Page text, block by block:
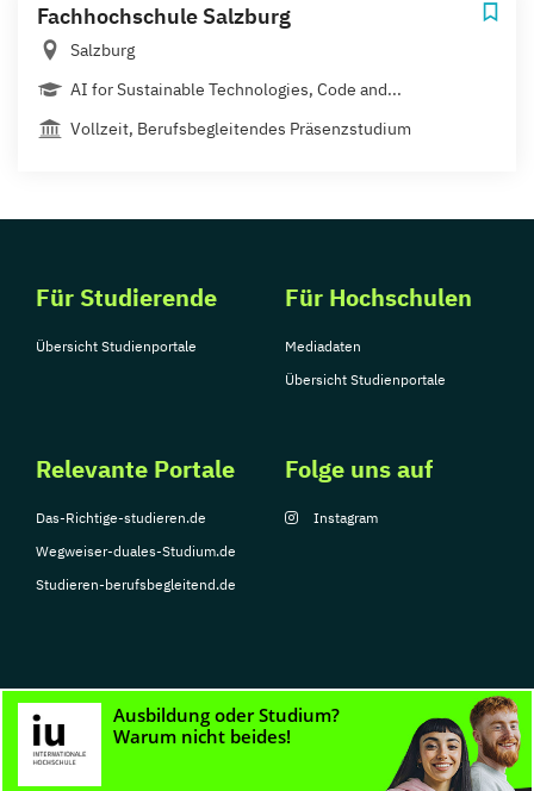
Fachhochschule Salzburg
Salzburg
AI for Sustainable Technologies, Code and...
Vollzeit, Berufsbegleitendes Präsenzstudium
Für Studierende
Übersicht Studienportale
Für Hochschulen
Mediadaten
Übersicht Studienportale
Relevante Portale
Das-Richtige-studieren.de
Wegweiser-duales-Studium.de
Studieren-berufsbegleitend.de
Folge uns auf
Instagram
© Copyright 2026, TarGroup Media GmbH
Nutzungsbedingungen